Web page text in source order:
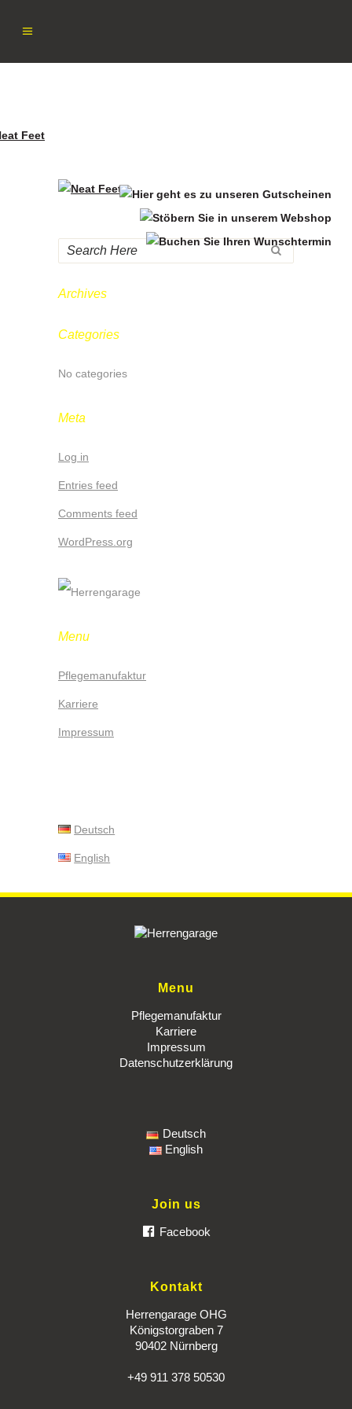
Archives
Categories
No categories
Meta
Log in
Entries feed
Comments feed
WordPress.org
Menu
Pflegemanufaktur
Karriere
Impressum
Deutsch
English
Menu
Pflegemanufaktur
Karriere
Impressum
Datenschutzerklärung
Deutsch
English
Join us
Facebook
Kontakt
Herrengarage OHG
Königstorgraben 7
90402 Nürnberg
+49 911 378 50530